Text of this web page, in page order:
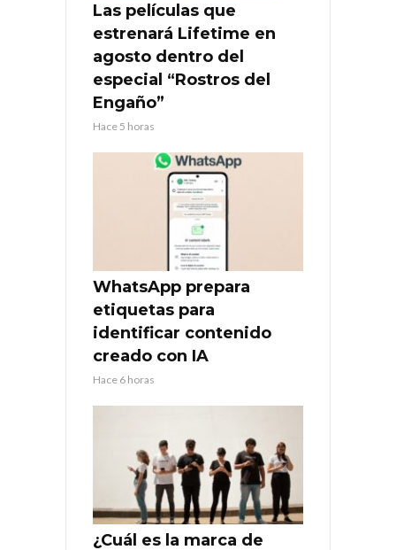
Las películas que
estrenará Lifetime en
agosto dentro del
especial “Rostros del
Engaño”
Hace 5 horas
WhatsApp prepara
etiquetas para
identificar contenido
creado con IA
Hace 6 horas
¿Cuál es la marca de